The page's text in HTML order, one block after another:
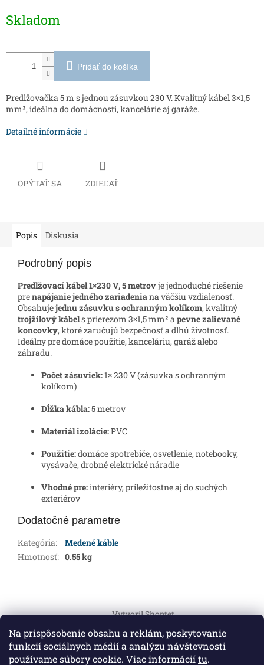
Na prispôsobenie obsahu a reklám, poskytovanie
funkcií sociálnych médií a analýzu návštevnosti
používame súbory cookie. Viac informáciítu.
cena:
Skladom
Pridať do košíka
Predlžovačka 5 m s jednou zásuvkou 230 V. Kvalitný kábel 3×1,5
mm², ideálna do domácnosti, kancelárie aj garáže.
Detailné informácie
OPÝTAŤ SA ZDIEĽAŤ
Popis Diskusia
Podrobný popis
Predlžovací kábel 1×230 V, 5 metrovje jednoduché riešenie
prenapájanie jedného zariadeniana väčšiu vzdialenosť.
Obsahujejednu zásuvku s ochranným kolíkom, kvalitný
trojžilový kábels prierezom 3×1,5 mm² apevne zalievané
koncovky, ktoré zaručujú bezpečnosť a dlhú životnosť.
Ideálny pre domáce použitie, kanceláriu, garáž alebo
záhradu.
Počet zásuviek:1× 230 V (zásuvka s ochranným
kolíkom)
Dĺžka kábla:5 metrov
Materiál izolácie:PVC
Použitie:domáce spotrebiče, osvetlenie, notebooky,
vysávače, drobné elektrické náradie
Vhodné pre:interiéry, príležitostne aj do suchých
exteriérov
Dodatočné parametre
Kategória:
Medené káble
Hmotnosť: 0.55 kg
p
Vytvoril Shoptet
Copyright 2026HEMI Elektro. Všetky práva vyhradené.
Upraviť nastavenie cookies